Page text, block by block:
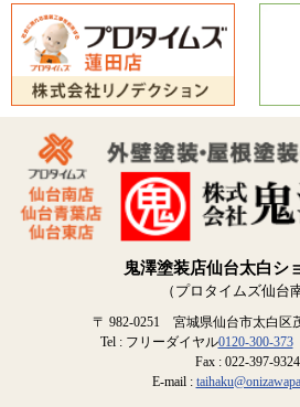
鬼澤塗装店仙台太白シ
（プロタイムズ仙台
〒 982-0251 宮城県仙台市太白区
Tel : フリーダイヤル0120-300-373
Fax : 022-397-9324
E-mail :